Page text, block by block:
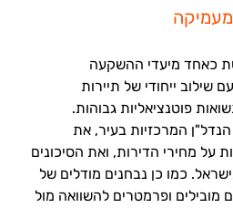
כאחד מיעדי ההשקעה
לשנת 2026, עם שילוב ייחודי של תיירות
פוטנציאליות גבוהות.
המרכזיות בעיר, את
על מחירי הדירות, ואת הסיכונים
כמו כן נבחנים מודלים של
מובילים ופרמטרים להשוואה מול